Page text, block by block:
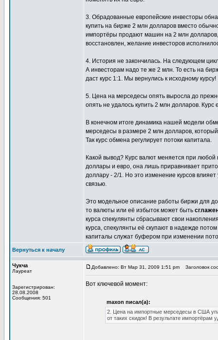
3. Обрадованные европейские инвесторы
купить на бирже 2 млн долларов вместо
импортёры продают машин на 2 млн
восстановлен, желание инвесторов
4. История не закончилась. На следующем
А инвесторам надо те же 2 млн. То есть на
даст курс 1:1. Мы вернулись к исходному курсу!
5. Цена на мерседесы опять выросла до
опять не удалось купить 2 млн долларов. Курс
В конечном итоге динамика нашей модели
мерседесы в размере 2 млн долларов,
Так курс обмена регулирует потоки капитала.
Какой вывод? Курс валют меняется при
доллары и евро, она лишь приравнивает
доллару - 2/1. Но это изменение курсов
связью.
Это модельное описание работы биржи для
то валюты или её избыток может быть
курса спекулянты сбрасывают свои
курса, спекулянты её скупают в надежде
капиталы служат буфером при изменении
Вернуться к началу
Чукча
Лауреат
Зарегистрирован:
28.08.2008
Сообщения: 501
Добавлено: Вт Мар 31, 2009 1:51 pm Заголовок
Вот ключевой момент:
maxon писал(а):
2. Цена на импортные мерседесы в США
от таких скидок! В результате импортёрам